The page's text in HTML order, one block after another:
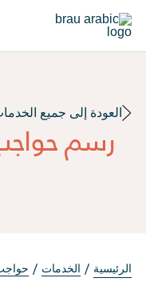
العودة إلى جميع
رسم
الرئيسية الخدمات